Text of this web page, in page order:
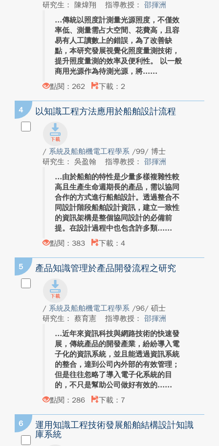
研究生： 陳煒翔
指導教授： 邵揮洲
傳統以照度計測量光源照度，不僅效
率低、測量需占大空間、花費高，且容
易有人工讀數上的錯誤，為了改善缺
點，本研究發展視覺化照度量測技術，
提升照度量測的效率及便利性。 以一般
商用光源作為待測光源，將...
點閱：262
下載：2
4 以知識工程方法應用於船舶設計流程
/ 系統及船舶機電工程學系 /99/ 博士
研究生： 吳盈翰
指導教授： 邵揮洲
由於船舶的特性是少量多樣複雜性較
高且生產生命週期長的產品，需以協同
合作的方式進行船舶設計。透過整合不
同設計階段船舶設計資訊，建立一致性
的資訊架構是整個協同設計的必備前
提。在設計過程中也包含許多類...
點閱：383
下載：4
5 產品知識管理於產品開發流程之研究
/ 系統及船舶機電工程學系 /96/ 碩士
研究生： 蔡育憲
指導教授： 邵揮洲
近年來資訊科技與網路技術的快速發
展，傳統產品的開發產業，紛紛導入電
子化的資訊系統，並且能透過資訊系統
的整合，達到公司內外部的有效管理；
但是往往忽略了導入電子化系統的目
的，不只是幫助公司做好有效的...
點閱：286
下載：7
6
運用知識工程技術發展船舶結構設計知識
庫系統